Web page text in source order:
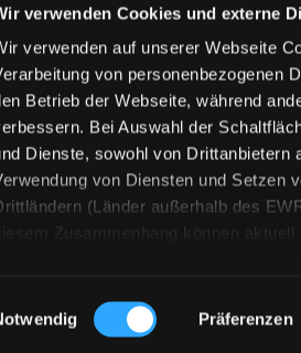
verwenden Cookies und externe
verwenden auf unserer Webseite
von personenbezogenen
Betrieb der Webseite, während
Bei Auswahl der
Dienste, sowohl von Drittanbietern
von Diensten und Setzen
(Länder außerhalb des
diesem Zusammenhang können
zeigen“ finden Sie
Technologien. Selbstverständlich
Einwilligungsauswahl
Präferenzen
Feedback
Kontakt
Über uns
Jobs
Medienwunsch
FAQs